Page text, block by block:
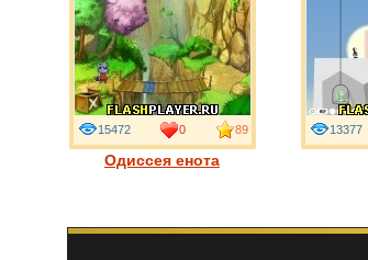
Одиссея енота
15472 0 89 13377